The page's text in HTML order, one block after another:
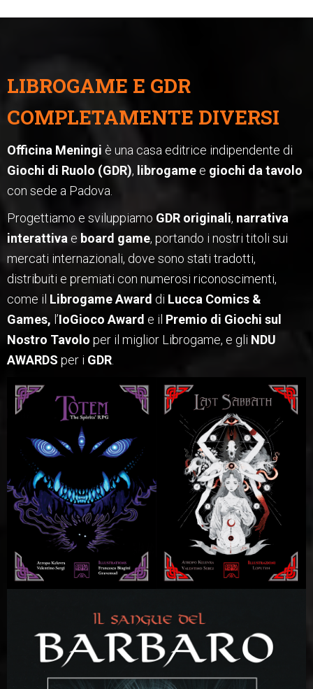
LIBROGAME E GDR
COMPLETAMENTE DIVERSI
Officina Meningi è una casa editrice indipendente di
Giochi di Ruolo (GDR), librogame e giochi da tavolo
con sede a Padova.
Progettiamo e sviluppiamo GDR originali, narrativa
interattiva e board game, portando i nostri titoli sui
mercati internazionali, dove sono stati tradotti,
distribuiti e premiati con numerosi riconoscimenti,
come il Librogame Award di Lucca Comics &
Games, l’IoGioco Award e il Premio di Giochi sul
Nostro Tavolo per il miglior Librogame, e gli NDU
AWARDS per i GDR